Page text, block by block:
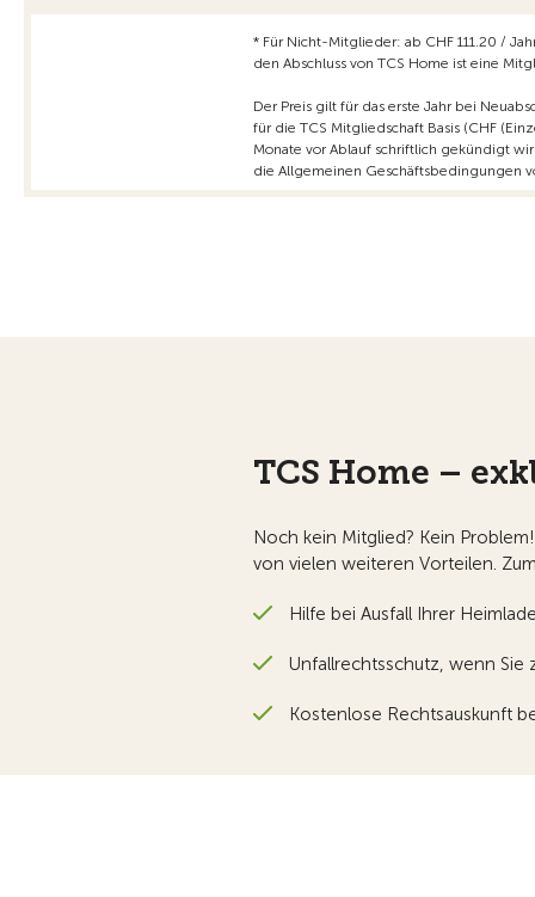
* Für Nicht-Mitglieder: ab CHF 111.20 /
den Abschluss von TCS Home ist eine
Der Preis gilt für das erste Jahr bei
für die TCS Mitgliedschaft Basis (CHF
Monate vor Ablauf schriftlich gekündigt
die Allgemeinen Geschäftsbedingungen
TCS Home –
Noch kein Mitglied? Kein
von vielen weiteren Vorteilen.
Hilfe bei Ausfall Ihrer
Unfallrechtsschutz, wenn Sie
Kostenlose Rechtsauskunft